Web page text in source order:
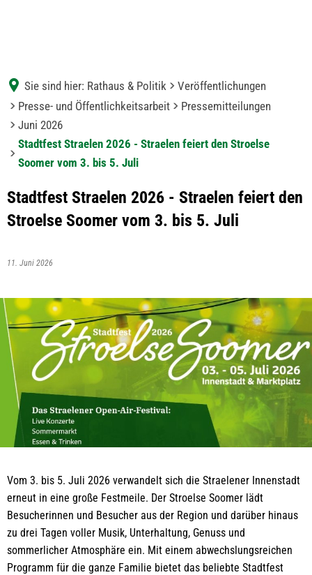
Sie sind hier: Rathaus & Politik
Veröffentlichungen
Presse- und Öffentlichkeitsarbeit
Pressemitteilungen
Juni 2026
Stadtfest Straelen 2026 - Straelen feiert den Stroelse
Soomer vom 3. bis 5. Juli
Stadtfest Straelen 2026 - Straelen feiert den
Stroelse Soomer vom 3. bis 5. Juli
11. Juni 2026
Vom 3. bis 5. Juli 2026 verwandelt sich die Straelener Innenstadt
erneut in eine große Festmeile. Der Stroelse Soomer lädt
Besucherinnen und Besucher aus der Region und darüber hinaus
zu drei Tagen voller Musik, Unterhaltung, Genuss und
sommerlicher Atmosphäre ein. Mit einem abwechslungsreichen
Programm für die ganze Familie bietet das beliebte Stadtfest